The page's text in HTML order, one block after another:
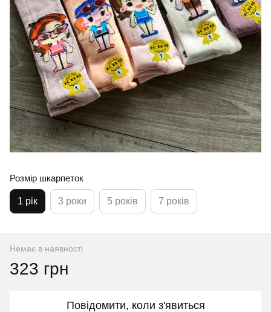
Розмір шкарпеток
1 рік 3 роки 5 років 7 років
Немає в наявності
323 грн
Повідомити, коли з'явиться